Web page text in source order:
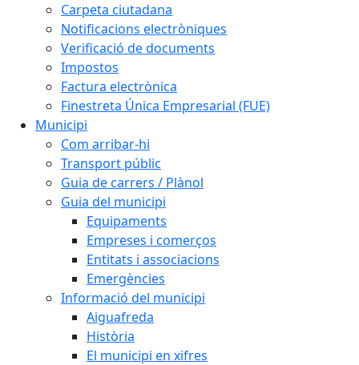
Carpeta ciutadana
Notificacions electròniques
Verificació de documents
Impostos
Factura electrònica
Finestreta Única Empresarial (FUE)
Municipi
Com arribar-hi
Transport públic
Guia de carrers / Plànol
Guia del municipi
Equipaments
Empreses i comerços
Entitats i associacions
Emergències
Informació del municipi
Aiguafreda
Història
El municipi en xifres